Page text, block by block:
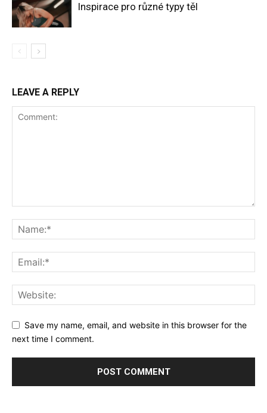
Inspirace pro různé typy těl
LEAVE A REPLY
Save my name, email, and website in this browser for the
next time I comment.